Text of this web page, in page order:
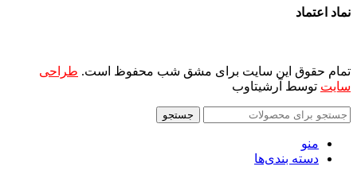
نماد اعتماد
تمام حقوق این سایت برای مشق شب محفوظ است. طراحی
سایت توسط آرشیتاوب
جستجو
منو
دسته بندی‌ها